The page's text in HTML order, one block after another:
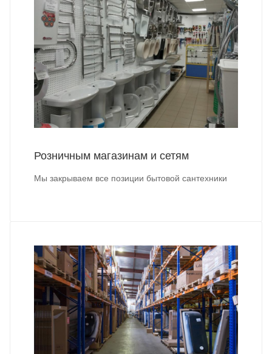
Розничным магазинам и сетям
Мы закрываем все позиции бытовой сантехники